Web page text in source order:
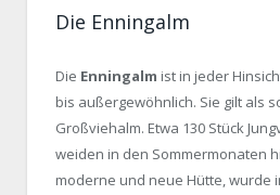
Die Enningalm
Die Enningalm ist in jeder
bis außergewöhnlich. Sie gilt als
Großviehalm. Etwa 130 Stück
weiden in den Sommermonaten
moderne und neue Hütte, wurde